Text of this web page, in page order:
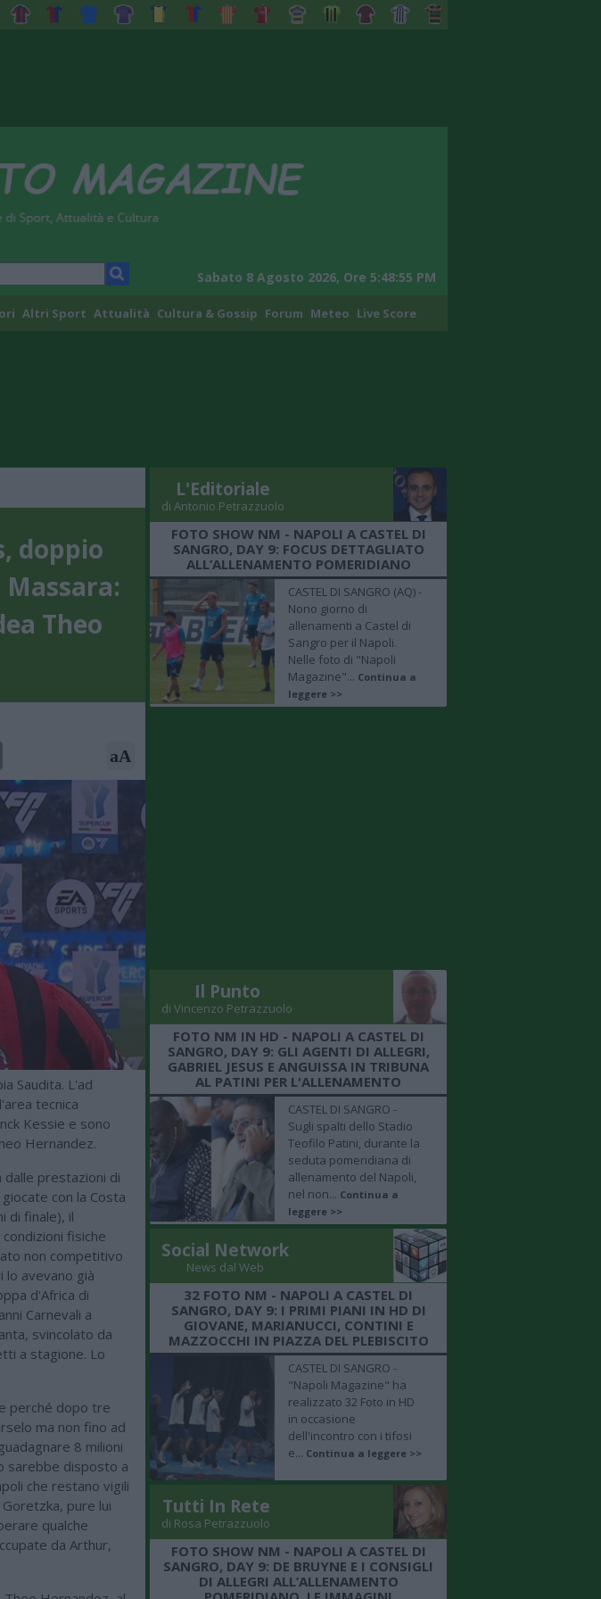
Sabato 8 Agosto 2026, Ore 5:48:56 PM
Altri Sport Attualità Cultura & Gossip Forum Meteo Live Score
doppio
Theo
aA
Saudita. L'ad
tecnica
Kessie e sono
Hernandez.
prestazioni di
con la Costa
di finale), il
fisiche
non competitivo
lo avevano già
d'Africa di
Carnevali a
svincolato da
a stagione. Lo
perché dopo tre
ma non fino ad
8 milioni
sarebbe disposto a
che restano vigili
pure lui
qualche
da Arthur,
L'Editoriale
di Antonio Petrazzuolo
FOTO SHOW NM - NAPOLI A CASTEL DI
SANGRO, DAY 9: FOCUS DETTAGLIATO
ALL’ALLENAMENTO POMERIDIANO
CASTEL DI SANGRO (AQ) -
Nono giorno di
allenamenti a Castel di
Sangro per il Napoli.
Nelle foto di "Napoli
Magazine"... Continua a
leggere >>
Il Punto
di Vincenzo Petrazzuolo
FOTO NM IN HD - NAPOLI A CASTEL DI
SANGRO, DAY 9: GLI AGENTI DI ALLEGRI,
GABRIEL JESUS E ANGUISSA IN TRIBUNA
AL PATINI PER L'ALLENAMENTO
CASTEL DI SANGRO -
Sugli spalti dello Stadio
Teofilo Patini, durante la
seduta pomeridiana di
allenamento del Napoli,
nel non... Continua a
leggere >>
Social Network
News dal Web
32 FOTO NM - NAPOLI A CASTEL DI
SANGRO, DAY 9: I PRIMI PIANI IN HD DI
GIOVANE, MARIANUCCI, CONTINI E
MAZZOCCHI IN PIAZZA DEL PLEBISCITO
CASTEL DI SANGRO -
"Napoli Magazine" ha
realizzato 32 Foto in HD
in occasione
dell'incontro con i tifosi
e... Continua a leggere >>
Tutti In Rete
di Rosa Petrazzuolo
FOTO SHOW NM - NAPOLI A CASTEL DI
SANGRO, DAY 9: DE BRUYNE E I CONSIGLI
DI ALLEGRI ALL’ALLENAMENTO